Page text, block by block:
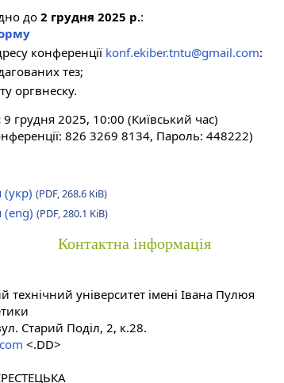
до2 грудня 2025 р.:
конференції konf.ekiber.tntu@gmail.com:
тез;
оргвнеску.
9 грудня 2025, 10:00 (Київський час)
826 3269 8134, Пароль: 448222)
(укр) (PDF, 268.6 KiB)
(eng) (PDF, 280.1 KiB)
Контактна інформація
технічний університет імені Івана Пулюя
Старий Поділ, 2, к.28.
<.DD>